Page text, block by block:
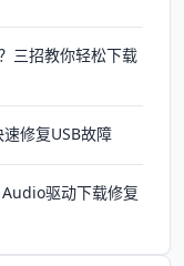
三招教你轻松下载
修复USB故障
驱动下载修复